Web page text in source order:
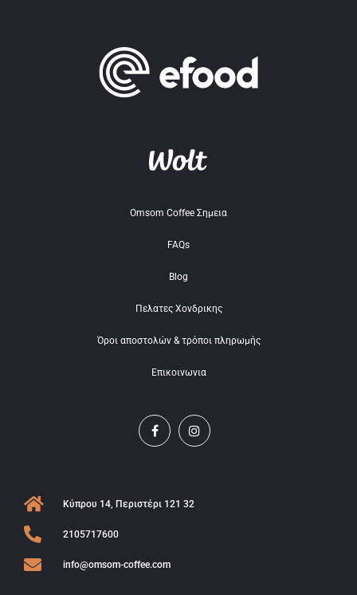
Omsom Coffee Σημεια
FAQs
Blog
Πελατες Χονδρικης
Όροι αποστολών & τρόποι πληρωμής
Επικοινωνια
Κύπρου 14, Περιστέρι 121 32
2105717600
info@omsom-coffee.com